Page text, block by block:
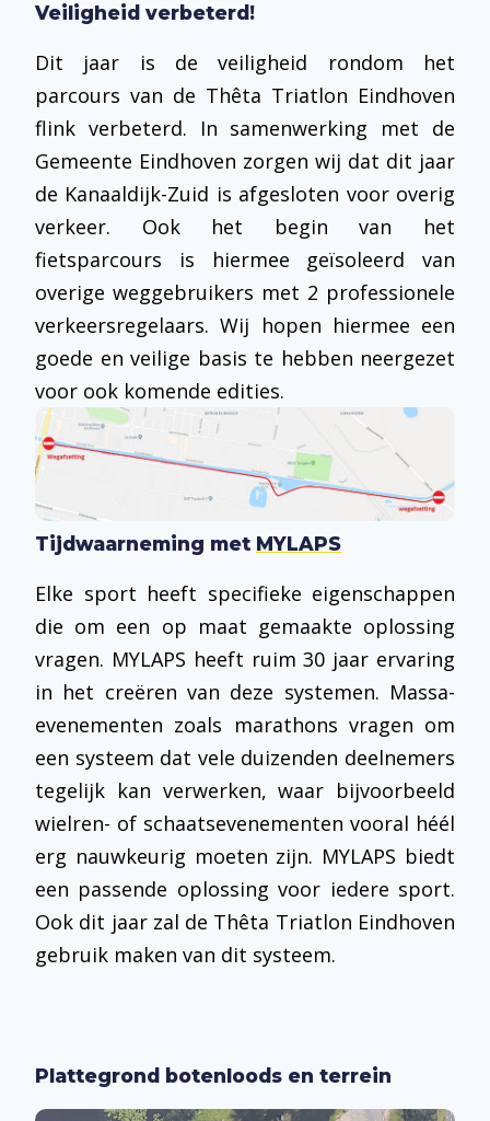
Veiligheid verbeterd!
Dit jaar is de veiligheid rondom het
parcours van de Thêta Triatlon Eindhoven
flink verbeterd. In samenwerking met de
Gemeente Eindhoven zorgen wij dat dit jaar
de Kanaaldijk-Zuid is afgesloten voor overig
verkeer. Ook het begin van het
fietsparcours is hiermee geïsoleerd van
overige weggebruikers met 2 professionele
verkeersregelaars. Wij hopen hiermee een
goede en veilige basis te hebben neergezet
voor ook komende edities.
Tijdwaarneming met MYLAPS
Elke sport heeft specifieke eigenschappen
die om een op maat gemaakte oplossing
vragen. MYLAPS heeft ruim 30 jaar ervaring
in het creëren van deze systemen. Massa-
evenementen zoals marathons vragen om
een systeem dat vele duizenden deelnemers
tegelijk kan verwerken, waar bijvoorbeeld
wielren- of schaatsevenementen vooral héél
erg nauwkeurig moeten zijn. MYLAPS biedt
een passende oplossing voor iedere sport.
Ook dit jaar zal de Thêta Triatlon Eindhoven
gebruik maken van dit systeem.
Plattegrond botenloods en terrein